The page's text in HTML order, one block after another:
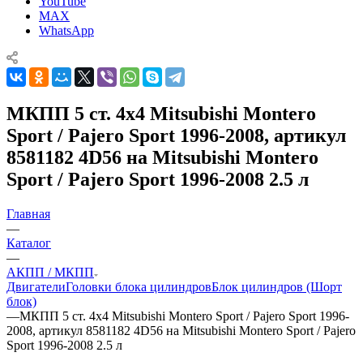
MAX
WhatsApp
МКПП 5 ст. 4х4 Mitsubishi Montero
Sport / Pajero Sport 1996-2008, артикул
8581182 4D56 на Mitsubishi Montero
Sport / Pajero Sport 1996-2008 2.5 л
Главная
—
Каталог
—
АКПП / МКПП
ДвигателиГоловки блока цилиндровБлок цилиндров (Шорт
блок)
—МКПП 5 ст. 4х4 Mitsubishi Montero Sport / Pajero Sport 1996-
2008, артикул 8581182 4D56 на Mitsubishi Montero Sport / Pajero
Sport 1996-2008 2.5 л